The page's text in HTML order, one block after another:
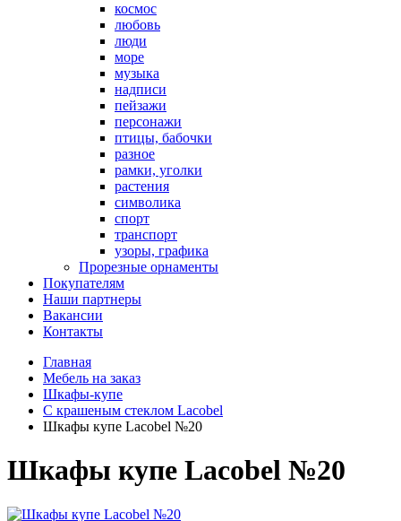
космос
любовь
люди
море
музыка
надписи
пейзажи
персонажи
птицы, бабочки
разное
рамки, уголки
растения
символика
спорт
транспорт
узоры, графика
Прорезные орнаменты
Покупателям
Наши партнеры
Вакансии
Контакты
Главная
Мебель на заказ
Шкафы-купе
С крашеным стеклом Lacobel
Шкафы купе Lacobel №20
Шкафы купе Lacobel №20